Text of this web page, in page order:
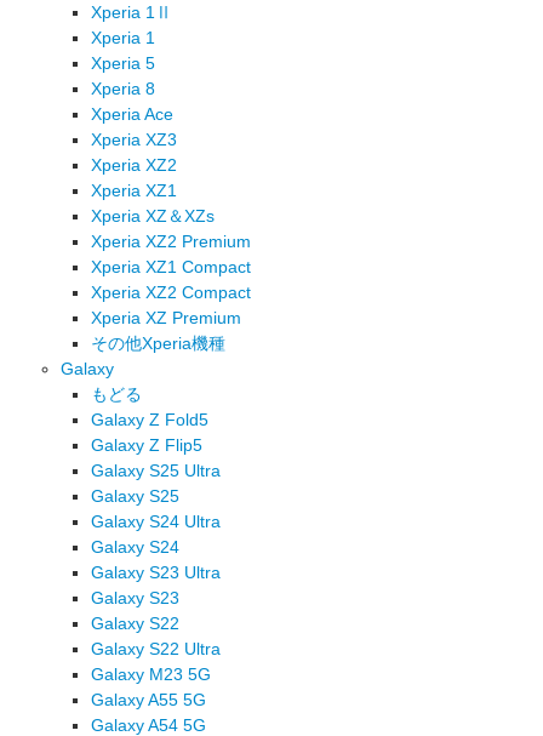
Xperia 1Ⅱ
Xperia 1
Xperia 5
Xperia 8
Xperia Ace
Xperia XZ3
Xperia XZ2
Xperia XZ1
Xperia XZ＆XZs
Xperia XZ2 Premium
Xperia XZ1 Compact
Xperia XZ2 Compact
Xperia XZ Premium
その他Xperia機種
Galaxy
もどる
Galaxy Z Fold5
Galaxy Z Flip5
Galaxy S25 Ultra
Galaxy S25
Galaxy S24 Ultra
Galaxy S24
Galaxy S23 Ultra
Galaxy S23
Galaxy S22
Galaxy S22 Ultra
Galaxy M23 5G
Galaxy A55 5G
Galaxy A54 5G